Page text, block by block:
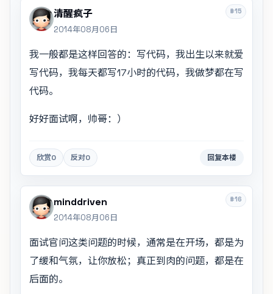
#15
清醒疯子
2014年08月06日
我一般都是这样回答的：写代码，我出生以来就爱
写代码，我每天都写17小时的代码，我做梦都在写
代码。
好好面试啊，帅哥：）
欣赏0 反对0 回复本楼
#16
minddriven
2014年08月06日
面试官问这类问题的时候，通常是在开场，都是为
了缓和气氛，让你放松；真正到肉的问题，都是在
后面的。